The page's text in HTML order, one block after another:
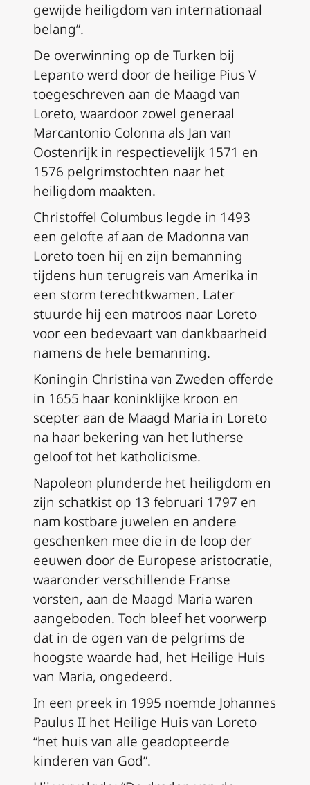
gewijde heiligdom van internationaal
belang”.
De overwinning op de Turken bij
Lepanto werd door de heilige Pius V
toegeschreven aan de Maagd van
Loreto, waardoor zowel generaal
Marcantonio Colonna als Jan van
Oostenrijk in respectievelijk 1571 en
1576 pelgrimstochten naar het
heiligdom maakten.
Christoffel Columbus legde in 1493
een gelofte af aan de Madonna van
Loreto toen hij en zijn bemanning
tijdens hun terugreis van Amerika in
een storm terechtkwamen. Later
stuurde hij een matroos naar Loreto
voor een bedevaart van dankbaarheid
namens de hele bemanning.
Koningin Christina van Zweden offerde
in 1655 haar koninklijke kroon en
scepter aan de Maagd Maria in Loreto
na haar bekering van het lutherse
geloof tot het katholicisme.
Napoleon plunderde het heiligdom en
zijn schatkist op 13 februari 1797 en
nam kostbare juwelen en andere
geschenken mee die in de loop der
eeuwen door de Europese aristocratie,
waaronder verschillende Franse
vorsten, aan de Maagd Maria waren
aangeboden. Toch bleef het voorwerp
dat in de ogen van de pelgrims de
hoogste waarde had, het Heilige Huis
van Maria, ongedeerd.
In een preek in 1995 noemde Johannes
Paulus II het Heilige Huis van Loreto
“het huis van alle geadopteerde
kinderen van God”.